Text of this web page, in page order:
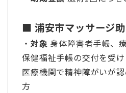
■ 浦安市マッサージ助
・ 対象 身体障害者手帳、
保健福祉手帳の交付を受
医療機関で精神障がいが
方